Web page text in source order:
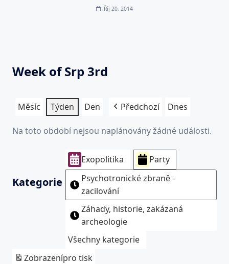
Říj 20, 2014
Week of Srp 3rd
Měsíc Týden Den Předchozí Dnes
Na toto období nejsou naplánovány žádné události.
Kategorie
Exopolitika
Party
Psychotronické zbraně -
zacilování
Záhady, historie, zakázaná
archeologie
Všechny kategorie
Zobrazenípro tisk